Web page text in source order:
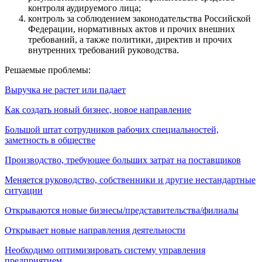
контроля аудируемого лица;
контроль за соблюдением законодательства Российской
Федерации, нормативных актов и прочих внешних
требований, а также политики, директив и прочих
внутренних требований руководства.
Решаемые проблемы:
Выручка не растет или падает
Как создать новый бизнес, новое направление
Большой штат сотрудников рабочих специальностей,
заметность в обществе
Производство, требующее больших затрат на поставщиков
Меняется руководство, собственники и другие нестандартные
ситуации
Открываются новые бизнесы/представительства/филиалы
Открывает новые направления деятельности
Необходимо оптимизировать систему управления